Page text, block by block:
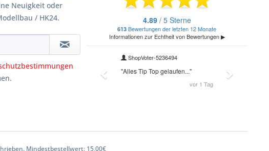
Neuigkeit oder
/ HK24.
Mindestbestellwert: 15,00€